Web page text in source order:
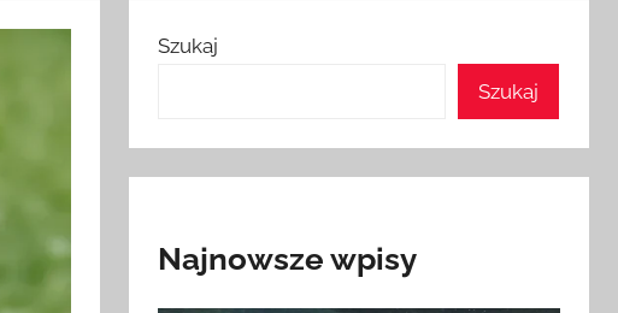
Szukaj
Szukaj
Najnowsze wpisy